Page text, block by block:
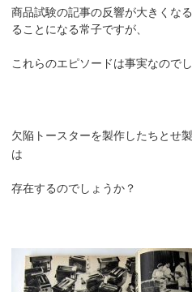
商品試験の記事の反響が大きくな
ることになる常子ですが、
これらのエピソードは事実なので
欠陥トースターを製作したちとせ
は
存在するのでしょうか？